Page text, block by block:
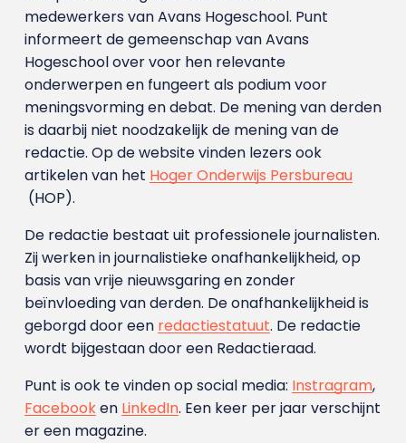
medewerkers van Avans Hoge­school. Punt
informeert de gemeenschap van Avans
Hogeschool over voor hen relevante
onderwerpen en fungeert als podium voor
meningsvorming en debat. De mening van derden
is daarbij niet noodzakelijk de mening van de
redactie. Op de website vinden lezers ook
artikelen van het Hoger Onderwijs Persbureau
(HOP).
De redactie bestaat uit professionele journalisten.
Zij werken in journalistieke onafhankelijkheid, op
basis van vrije nieuwsgaring en zonder
beïnvloeding van derden. De onafhankelijkheid is
geborgd door een redactiestatuut. De redactie
wordt bijgestaan door een Redactieraad.
Punt is ook te vinden op social media: Instragram,
Facebooken LinkedIn. Een keer per jaar verschijnt
er een magazine.